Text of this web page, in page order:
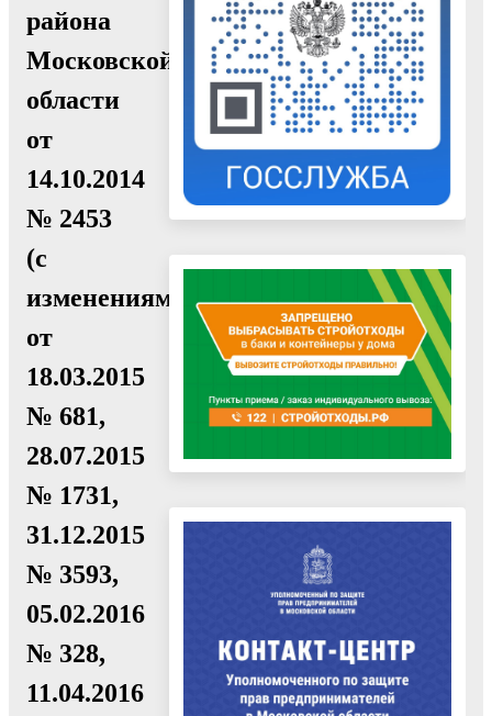
района
Московской
области
от
14.10.2014
№ 2453
(с
изменениями
от
18.03.2015
№ 681,
28.07.2015
№ 1731,
31.12.2015
№ 3593,
05.02.2016
№ 328,
11.04.2016